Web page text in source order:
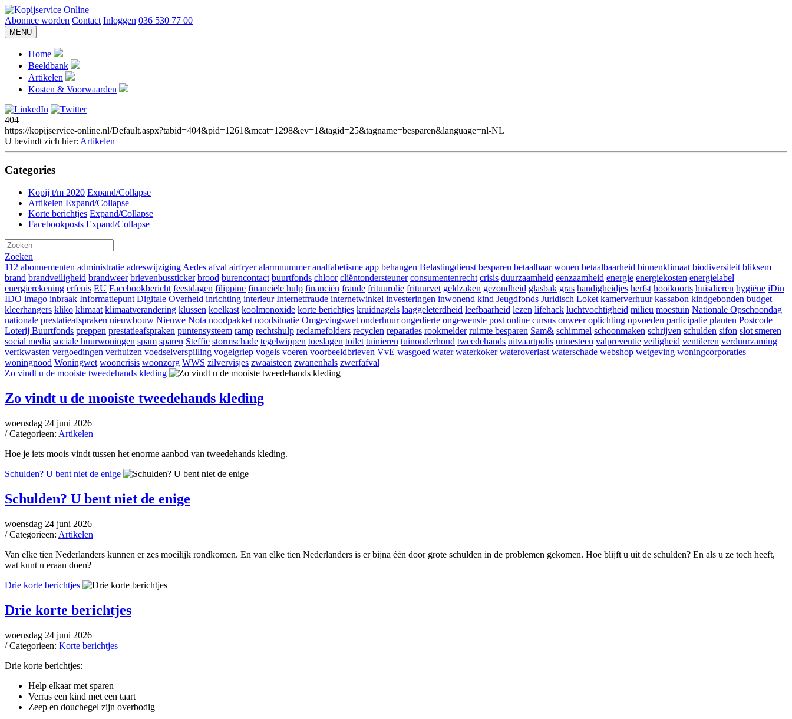
Abonnee worden Contact Inloggen 036 530 77 00
MENU
Home
Beeldbank
Artikelen
Kosten & Voorwaarden
404
https://kopijservice-online.nl/Default.aspx?tabid=404&pid=1261&mcat=1298&ev=1&tagid=25&tagname=besparen&language=nl-NL
U bevindt zich hier: Artikelen
Categories
Kopij t/m 2020 Expand/Collapse
Artikelen Expand/Collapse
Korte berichtjes Expand/Collapse
Facebookposts Expand/Collapse
Zoeken
112 abonnementen administratie adreswijzigingAedes afval airfryer alarmnummer analfabetisme app behangen Belastingdienst besparen betaalbaar wonen betaalbaarheid binnenklimaat biodiversiteit bliksem
brand brandveiligheid brandweer brievenbussticker brood burencontact buurtfonds chloor cliëntondersteuner consumentenrecht crisis duurzaamheid eenzaamheid energie energiekosten energielabel
energierekening erfenis EU Facebookbericht feestdagen filippine financiële hulp financiën fraude frituurolie frituurvet geldzaken gezondheid glasbak gras handigheidjes herfst hooikoorts huisdieren hygiëne iDin
IDO imago inbraak Informatiepunt Digitale Overheid inrichting interieur Internetfraude internetwinkel investeringen inwonend kind Jeugdfonds Juridisch Loket kamerverhuur kassabon kindgebonden budget
kleerhangers kliko klimaat klimaatverandering klussen koelkast koolmonoxide korte berichtjes kruidnagels laaggeleterdheid leefbaarheid lezen lifehack luchtvochtigheid milieu moestuin Nationale Opschoondag
nationale prestatieafspraken nieuwbouw Nieuwe Nota noodpakket noodsituatie Omgevingswet onderhuur ongedierte ongewenste post online cursus onweer oplichting opvoeden participatie planten Postcode
Loterij Buurtfonds preppen prestatieafspraken puntensysteem ramp rechtshulp reclamefolders recyclen reparaties rookmelder ruimte besparen Sam& schimmel schoonmaken schrijven schulden sifon slot smeren
social media sociale huurwoningen spam sparen Steffie stormschade tegelwippen toeslagen toilet tuinieren tuinonderhoud tweedehands uitvaartpolis urinesteen valpreventie veiligheid ventileren verduurzaming
verfkwasten vergoedingen verhuizen voedselverspilling vogelgriep vogels voeren voorbeeldbrieven VvE wasgoed water waterkoker wateroverlast waterschade webshop wetgeving woningcorporaties
woningnood Woningwet wooncrisis woonzorg WWS zilvervisjes zwaaisteen zwanenhals zwerfafval
Zo vindt u de mooiste tweedehands kleding
Zo vindt u de mooiste tweedehands kleding
woensdag 24 juni 2026
/ Categorieen: Artikelen
Hoe je iets moois vindt tussen het enorme aanbod van tweedehands kleding.
Schulden? U bent niet de enige
Schulden? U bent niet de enige
woensdag 24 juni 2026
/ Categorieen: Artikelen
Van elke tien Nederlanders kunnen er zes moeilijk rondkomen. En van elke tien Nederlanders is er bijna één door grote schulden in de problemen gekomen. Hoe blijft u uit de schulden? En als u ze toch heeft,
wat kunt u eraan doen?
Drie korte berichtjes
Drie korte berichtjes
woensdag 24 juni 2026
/ Categorieen: Korte berichtjes
Drie korte berichtjes:
Help elkaar met sparen
Verras een kind met een taart
Zeep en douchegel zijn overbodig